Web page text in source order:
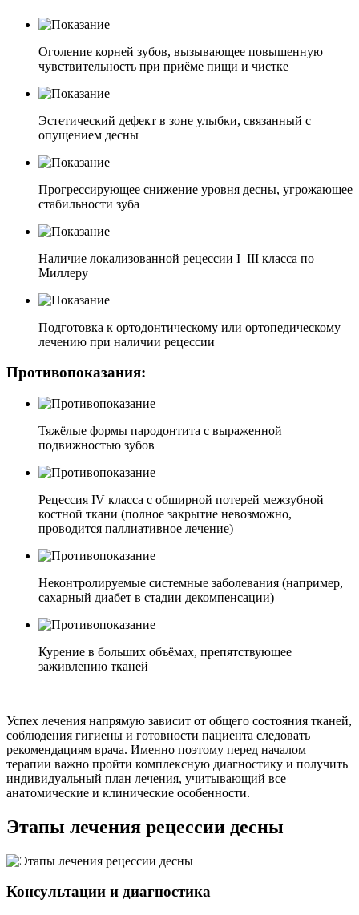
Оголение корней зубов, вызывающее повышенную
чувствительность при приёме пищи и чистке
Эстетический дефект в зоне улыбки, связанный с
опущением десны
Прогрессирующее снижение уровня десны, угрожающее
стабильности зуба
Наличие локализованной рецессии I–III класса по
Миллеру
Подготовка к ортодонтическому или ортопедическому
лечению при наличии рецессии
Противопоказания:
Тяжёлые формы пародонтита с выраженной
подвижностью зубов
Рецессия IV класса с обширной потерей межзубной
костной ткани (полное закрытие невозможно,
проводится паллиативное лечение)
Неконтролируемые системные заболевания (например,
сахарный диабет в стадии декомпенсации)
Курение в больших объёмах, препятствующее
заживлению тканей
Успех лечения напрямую зависит от общего состояния тканей,
соблюдения гигиены и готовности пациента следовать
рекомендациям врача. Именно поэтому перед началом
терапии важно пройти комплексную диагностику и получить
индивидуальный план лечения, учитывающий все
анатомические и клинические особенности.
Этапы лечения рецессии десны
Консультации и диагностика